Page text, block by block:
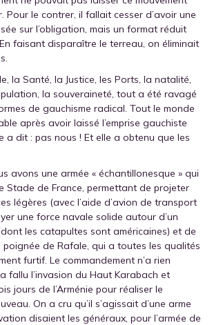
Pour le contrer, il fallait cesser d’avoir une
sur l’obligation, mais un format réduit
faisant disparaître le terreau, on éliminait
la Santé, la Justice, les Ports, la natalité,
la souveraineté, tout a été ravagé
de gauchisme radical. Tout le monde
après avoir laissé l’emprise gauchiste
a dit : pas nous ! Et elle a obtenu que les
avons une armée « échantillonesque » qui
Stade de France, permettant de projeter
légères (avec l’aide d’avion de transport
une force navale solide autour d’un
les catapultes sont américaines) et de
poignée de Rafale, qui a toutes les qualités
furtif. Le commandement n’a rien
fallu l’invasion du Haut Karabach et
jours de l’Arménie pour réaliser le
On a cru qu’il s’agissait d’une arme
disaient les généraux, pour l’armée de